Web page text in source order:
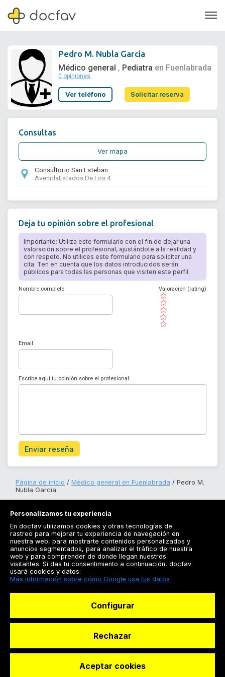
Soporte
Pedro M. Nubla Garcia
Médico general , Pediatra en Fuenlabrada
0 opiniones
Ver teléfono Solicitar reserva
Consultas
Ver mapa
Consultorio San Esteban
AvenidaEstados De Los 4
Deja tu opinión sobre el profesional
Importante: Utiliza este formulario con el fin de dejar una
valoración sobre el profesional, ajustándote a la realidad y
con respeto. No utilices este formulario para solicitar una
cita. Ten en cuenta que los datos introducidos serán
públicos para todas las personas que visiten este perfil.
Nombre completo
( )
( )
( )
( )
( )
Valoración (rating)
Email
Escribe aquí tu opinión sobre el profesional:
Enviar reseña
Página de inicio Médico general en Fuenlabrada
Pedro M.
Nubla Garcia
Registrarse
Docfav
© Dashboard Technologies S.L
Personalizamos tu experiencia
En docfav utilizamos cookies y otras tecnologías de
rastreo para mejorar tu experiencia de navegación en
nuestra web, para mostrarte contenidos personalizados y
anuncios segmentados, para analizar el tráfico de nuestra
web y para comprender de donde llegan nuestros
visitantes. Si das tu consentimiento a continuación, docfav
usará cookies y datos:
Más información sobre cómo Google usa tus datos
Configurar
Rechazar
Aceptar cookies